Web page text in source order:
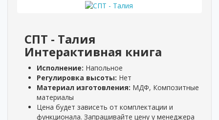
СПТ - Талия
Интерактивная книга
Исполнение: Напольное
Регулировка высоты: Нет
Материал изготовления: МДФ, Композитные
материалы
Цена будет зависеть от комплектации и
функционала. Запрашивайте цену у менеджера